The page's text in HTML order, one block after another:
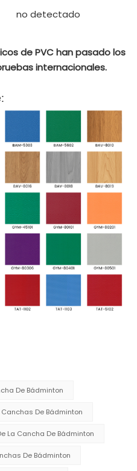
no detectado
de PVC han pasado los
internacionales.
De Bádminton
De Bádminton
La Cancha De Bádminton
De Bádminton